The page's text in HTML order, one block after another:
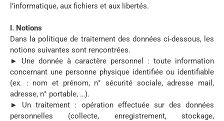
l’informatique, aux fichiers et aux libertés.
I. Notions
Dans la politique de traitement des données ci-dessous, les
notions suivantes sont rencontrées.
► Une donnée à caractère personnel : toute information
concernant une personne physique identifiée ou identifiable
(ex. : nom et prénom, n° sécurité sociale, adresse mail,
adresse, n° portable, …).
► Un traitement : opération effectuée sur des données
personnelles (collecte, enregistrement, stockage,